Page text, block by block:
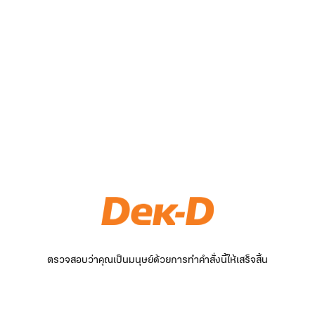
ตรวจสอบว่าคุณเป็นมนุษย์ด้วยการทำคำสั่งนี้ให้เสร็จสิ้น